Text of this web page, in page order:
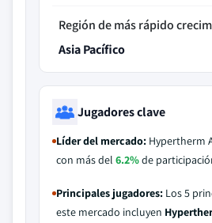
Región de más rápido
Asia Pacífico
Jugadores clave
Líder del mercado: Hypertherm
con más del 6.2%de
Principales jugadores: Los 5
este mercado incluyen